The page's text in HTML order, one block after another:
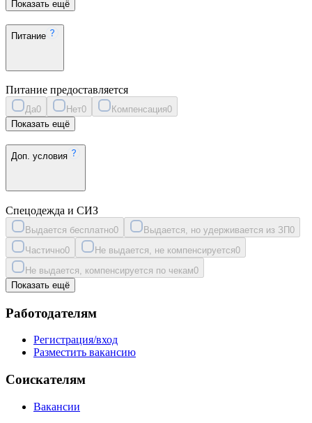
Показать ещё
Питание
Питание предоставляется
Да0 Нет0 Компенсация0
Показать ещё
Доп. условия
Спецодежда и СИЗ
Выдается бесплатно0 Выдается, но удерживается из ЗП0
Частично0 Не выдается, не компенсируется0
Не выдается, компенсируется по чекам0
Показать ещё
Работодателям
Регистрация/вход
Разместить вакансию
Соискателям
Вакансии